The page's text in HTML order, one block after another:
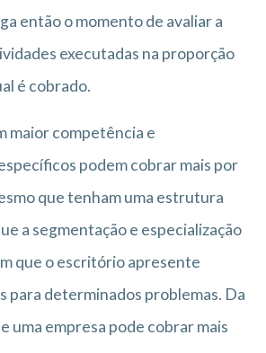
então o momento de avaliar a
executadas na proporção
é cobrado.
maior competência e
podem cobrar mais por
que tenham uma estrutura
a segmentação e especialização
que o escritório apresente
para determinados problemas. Da
uma empresa pode cobrar mais